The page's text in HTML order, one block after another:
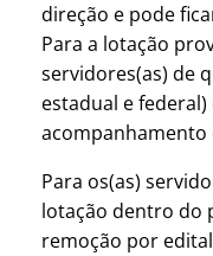
direção e pode
Para a lotação
servidores(as) de
estadual e
acompanhamento
Para os(as)
lotação dentro do
remoção por